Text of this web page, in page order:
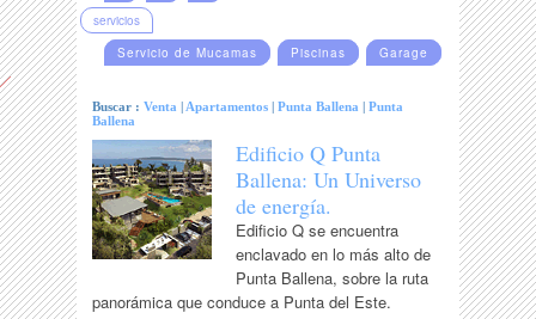
servicios
Servicio de Mucamas
Piscinas Garage
Buscar :Venta | Apartamentos |Punta Ballena |Punta
Ballena
Edificio Q Punta
Ballena: Un Universo
de energía.
Edificio Q se encuentra
enclavado en lo más alto de
Punta Ballena, sobre la ruta
panorámica que conduce a Punta del Este.